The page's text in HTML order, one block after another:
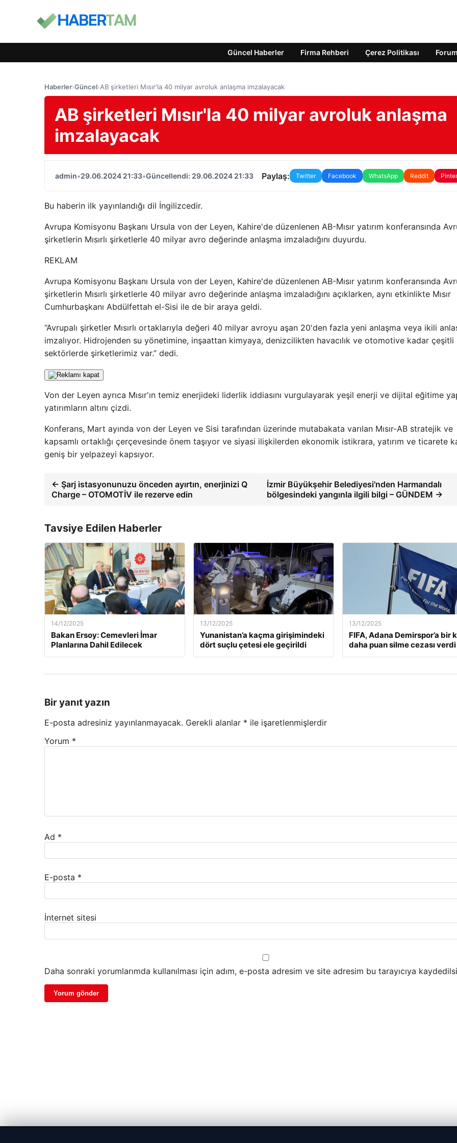
Güncel Haberler Firma Rehberi Çerez Politikası Forum
Haberler›Güncel›AB şirketleri Mısır'la 40 milyar avroluk anlaşma imzalayacak
AB şirketleri Mısır'la 40 milyar avroluk anlaşma
imzalayacak
admin•29.06.2024 21:33•Güncellendi: 29.06.2024 21:33 Paylaş: Twitter Facebook WhatsApp Reddit
Bu haberin ilk yayınlandığı dil İngilizcedir.
Avrupa Komisyonu Başkanı Ursula von der Leyen, Kahire'de düzenlenen AB-Mısır yatırım konferansında
şirketlerin Mısırlı şirketlerle 40 milyar avro değerinde anlaşma imzaladığını duyurdu.
REKLAM
Avrupa Komisyonu Başkanı Ursula von der Leyen, Kahire'de düzenlenen AB-Mısır yatırım konferansında
şirketlerin Mısırlı şirketlerle 40 milyar avro değerinde anlaşma imzaladığını açıklarken, aynı etkinlikte Mısır
Cumhurbaşkanı Abdülfettah el-Sisi ile de bir araya geldi.
“Avrupalı ​​şirketler Mısırlı ortaklarıyla değeri 40 milyar avroyu aşan 20'den fazla yeni anlaşma veya ikili
imzalıyor. Hidrojenden su yönetimine, inşaattan kimyaya, denizcilikten havacılık ve otomotive kadar çeşitli
sektörlerde şirketlerimiz var.” dedi.
Von der Leyen ayrıca Mısır'ın temiz enerjideki liderlik iddiasını vurgulayarak yeşil enerji ve dijital eğitime
yatırımların altını çizdi.
Konferans, Mart ayında von der Leyen ve Sisi tarafından üzerinde mutabakata varılan Mısır-AB stratejik ve
kapsamlı ortaklığı çerçevesinde önem taşıyor ve siyasi ilişkilerden ekonomik istikrara, yatırım ve ticarete
geniş bir yelpazeyi kapsıyor.
← Şarj istasyonunuzu önceden ayırtın, enerjinizi Q
Charge – OTOMOTİV ile rezerve edin
İzmir Büyükşehir Belediyesi'nden Harmandalı
bölgesindeki yangınla ilgili bilgi – GÜNDEM →
Tavsiye Edilen Haberler
14/12/2025
Bakan Ersoy: Cemevleri İmar
Planlarına Dahil Edilecek
13/12/2025
Yunanistan’a kaçma girişimindeki
dört suçlu çetesi ele geçirildi
13/12/2025
FIFA, Adana Demirspor’a bir
daha puan silme cezası verdi
Bir yanıt yazın
E-posta adresiniz yayınlanmayacak. Gerekli alanlar * ile işaretlenmişlerdir
Yorum *
Ad *
E-posta *
İnternet sitesi
Daha sonraki yorumlarımda kullanılması için adım, e-posta adresim ve site adresim bu tarayıcıya